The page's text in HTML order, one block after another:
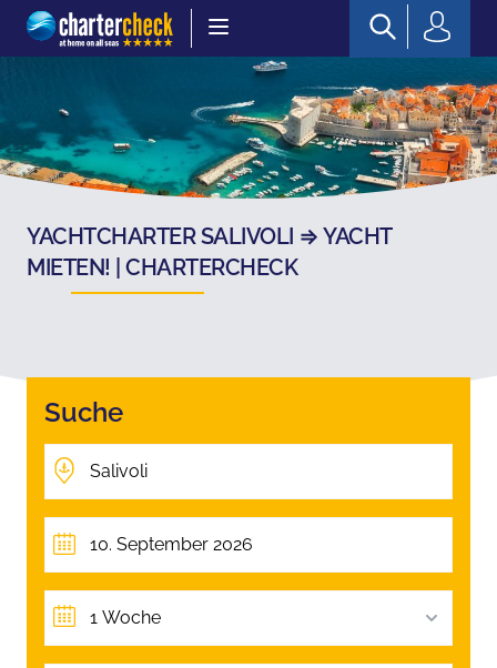
Chartercheck
YACHTCHARTER SALIVOLI ⇒ YACHT
MIETEN! | CHARTERCHECK
Suche
1 Woche